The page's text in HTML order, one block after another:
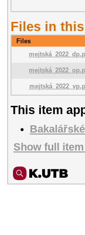
Files in
Files
This item
Show full